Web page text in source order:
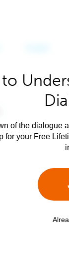
of the dialogue
for your Free